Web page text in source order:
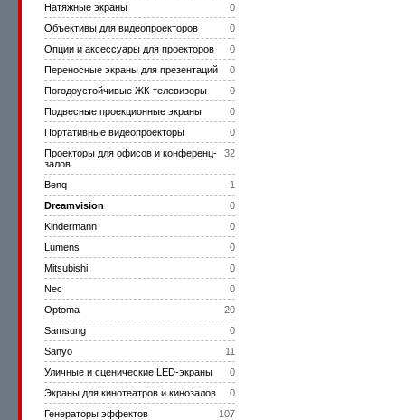
0
Натяжные экраны
0
Объективы для видеопроекторов
0
Опции и аксессуары для проекторов
0
Переносные экраны для презентаций
0
Погодоустойчивые ЖК-телевизоры
0
Подвесные проекционные экраны
0
Портативные видеопроекторы
32
Проекторы для офисов и конференц-
залов
1
Benq
0
Dreamvision
0
Kindermann
0
Lumens
0
Mitsubishi
0
Nec
20
Optoma
0
Samsung
11
Sanyo
0
Уличные и сценические LED-экраны
0
Экраны для кинотеатров и кинозалов
107
Генераторы эффектов